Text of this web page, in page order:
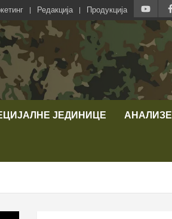
Редакција Продукција
ЈЕДИНИЦЕ АНАЛИЗЕ